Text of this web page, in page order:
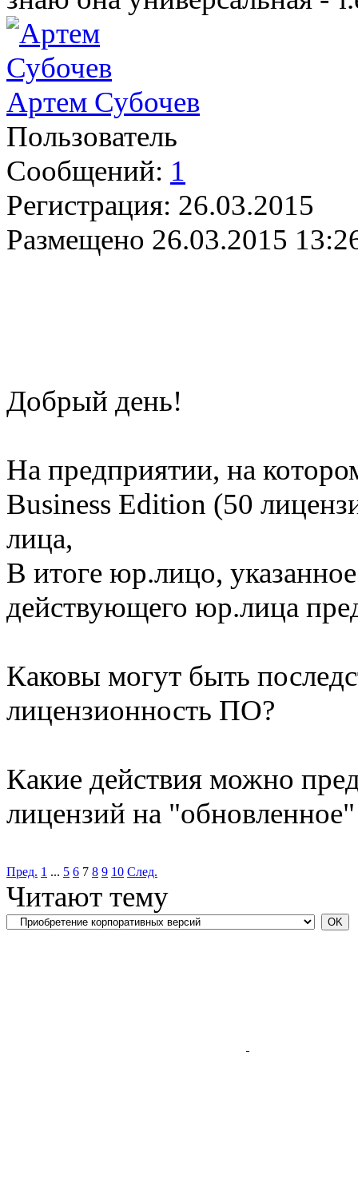
Артем Субочев
Пользователь
Сообщений: 1
Регистрация: 26.03.2015
Размещено 26.03.2015
Добрый день!
На предприятии, на
Business Edition (50
лица,
В итоге юр.лицо,
действующего юр.лица
Каковы могут быть
лицензионность ПО?
Какие действия можно
лицензий на
Пред. 1 ... 5 6 7 8 9 10 След.
Читают тему